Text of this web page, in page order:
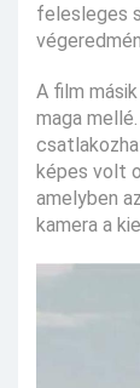
felesleges
A film
maga
képes volt
amelyben
kamera a